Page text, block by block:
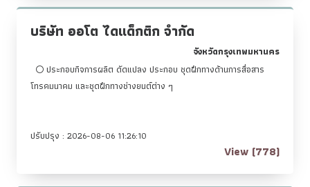
บริษัท ออโต ไดแด็กติก จำกัด
จังหวัดกรุงเทพมหานคร
ประกอบกิจการผลิต ดัดแปลง ประกอบ ชุดฝึกทางด้านการสื่อสาร
โทรคมนาคม และชุดฝึกทางช่างยนต์ต่าง ๆ
ปรับปรุง : 2026-08-06 11:26:10
View (778)